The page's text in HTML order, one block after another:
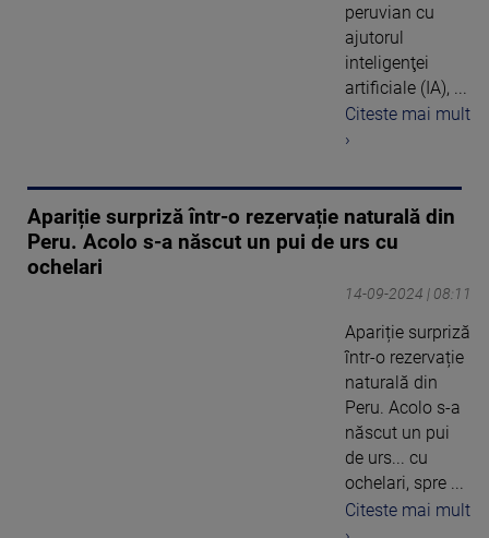
peruvian cu
ajutorul
inteligenţei
artificiale (IA), ...
Citeste mai mult
›
Apariție surpriză într-o rezervație naturală din
Peru. Acolo s-a născut un pui de urs cu
ochelari
14-09-2024 | 08:11
Apariție surpriză
într-o rezervație
naturală din
Peru. Acolo s-a
născut un pui
de urs... cu
ochelari, spre ...
Citeste mai mult